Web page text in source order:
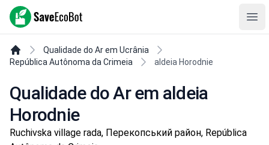
SaveEcoBot
Qualidade do Ar em Ucrânia
República Autônoma da Crimeia
aldeia Horodnie
Qualidade do Ar em aldeia
Horodnie
Ruchivska village rada, Перекопський район, República